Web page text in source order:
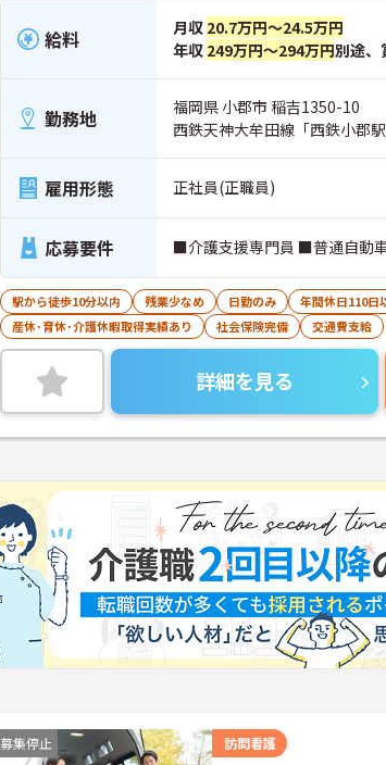
給料 月収 20.7万円～24.5万円
年収 249万円～294万円別途、
勤務地
福岡県 小郡市 稲吉1350-10
西鉄天神大牟田線「西鉄小郡
雇用形態 正社員(正職員)
応募要件 ■介護支援専門員 ■普通自動車
駅から徒歩10分以内 残業少なめ 日勤のみ 年間休日110日
産休･育休･介護休暇取得実績あり
社会保険完備 交通費支給
詳細を見る
募集停止 訪問看護